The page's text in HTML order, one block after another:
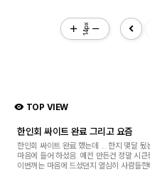
프린트 자유게시판
TOP VIEW
한인회 싸이트 완료 그리고 요즘
한인회 싸이트 완료 했는데 ... 한지 몇달
마음에 들어 하셨음. 예전 만든건 정말 시큰
이번꺼는 마음에 드셨던지 열심히 사람들
14px